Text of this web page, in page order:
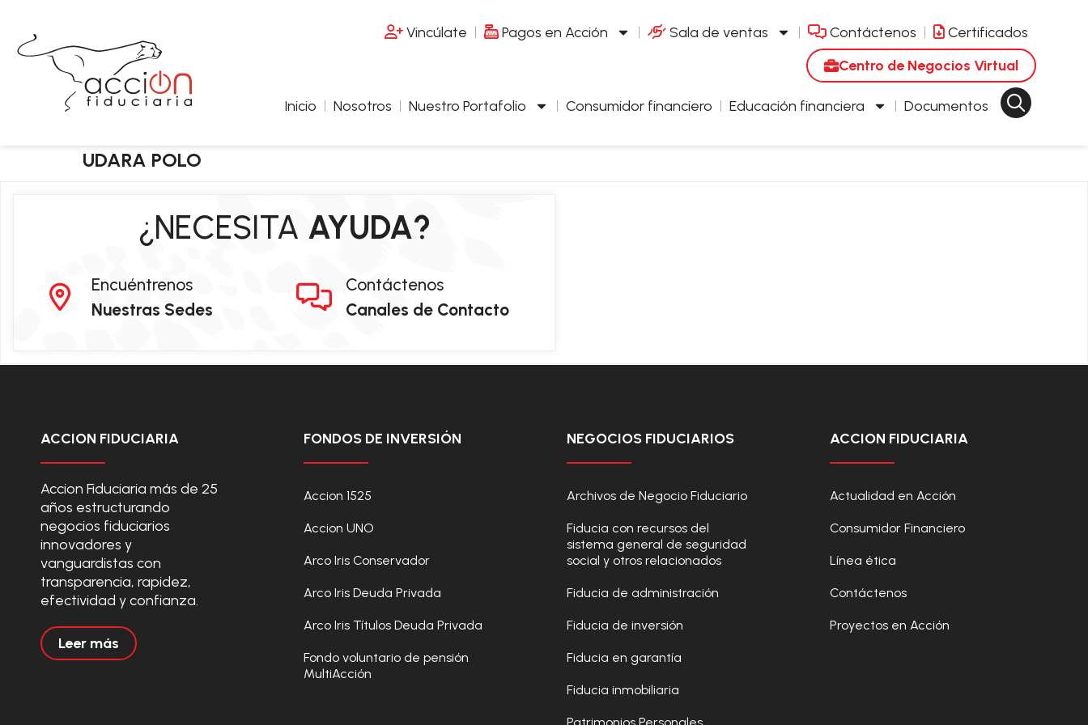
Vincúlate Pagos en Acción Sala de ventas Contáctenos
Certificados
Centro de Negocios Virtual
Inicio Nosotros Nuestro Portafolio Consumidor financiero Educación financiera Documentos
UDARA POLO
¿NECESITA AYUDA?
Encuéntrenos
Nuestras Sedes
Contáctenos
Canales de Contacto
ACCION FIDUCIARIA
Accion Fiduciaria más de 25
años estructurando
negocios fiduciarios
innovadores y
vanguardistas con
transparencia, rapidez,
efectividad y confianza.
Leer más
FONDOS DE INVERSIÓN
Accion 1525
Accion UNO
Arco Iris Conservador
Arco Iris Deuda Privada
Arco Iris Títulos Deuda Privada
Fondo voluntario de pensión
MultiAcción
NEGOCIOS FIDUCIARIOS
Archivos de Negocio Fiduciario
Fiducia con recursos del
sistema general de seguridad
social y otros relacionados
Fiducia de administración
Fiducia de inversión
Fiducia en garantía
Fiducia inmobiliaria
ACCION FIDUCIARIA
Actualidad en Acción
Consumidor Financiero
Línea ética
Contáctenos
Proyectos en Acción